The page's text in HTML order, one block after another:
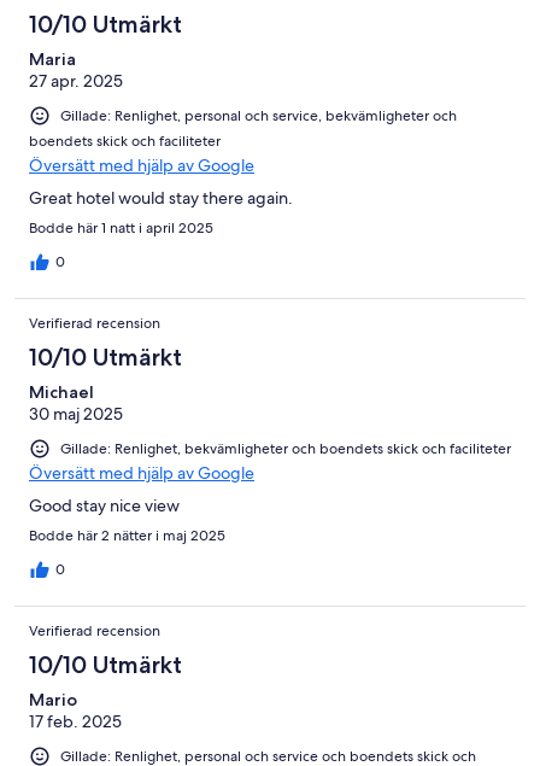
10/10 Utmärkt
Maria
27 apr. 2025
Gillade: Renlighet, personal och service, bekvämligheter och
boendets skick och faciliteter
Översätt med hjälp av Google
Great hotel would stay there again.
Bodde här 1 natt i april 2025
0
Verifierad recension
10/10 Utmärkt
Michael
30 maj 2025
Gillade: Renlighet, bekvämligheter och boendets skick och faciliteter
Översätt med hjälp av Google
Good stay nice view
Bodde här 2 nätter i maj 2025
0
Verifierad recension
10/10 Utmärkt
Mario
17 feb. 2025
Gillade: Renlighet, personal och service och boendets skick och